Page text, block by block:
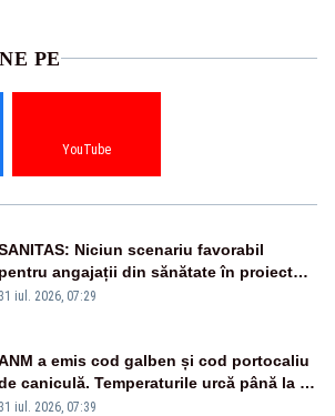
PE
YouTube
Niciun scenariu favorabil
pentru angajații din sănătate în proiectul
Legii salarizării
31 iul. 2026, 07:29
a emis cod galben și cod portocaliu
caniculă. Temperaturile urcă până la 38
de grade, iar nopțile devin tropicale
31 iul. 2026, 07:39